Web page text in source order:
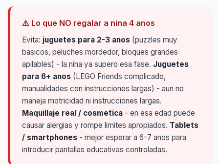
⚠️ Lo que NO regalar a nina 4 anos
Evita: juguetes para 2-3 anos (puzzles muy
basicos, peluches mordedor, bloques grandes
apilables) - la nina ya supero esa fase. Juguetes
para 6+ anos (LEGO Friends complicado,
manualidades con instrucciones largas) - aun no
maneja motricidad ni instrucciones largas.
Maquillaje real / cosmetica - en esa edad puede
causar alergias y rompe limites apropiados. Tablets
/ smartphones - mejor esperar a 6-7 anos para
introducir pantallas educativas controladas.